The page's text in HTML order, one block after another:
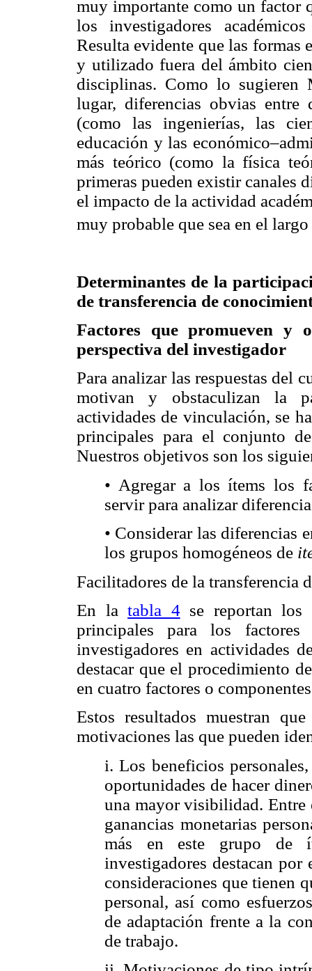
muy importante como un factor
los investigadores
Resulta evidente que las formas
y utilizado fuera del ámbito
disciplinas. Como lo
lugar, diferencias obvias
(como las ingenierías, las
educación y las
más teórico (como la física
primeras pueden existir canales
el impacto de la actividad
muy probable que sea en el
Determinantes de la
de transferencia de
Factores que promueven y
perspectiva del investigador
Para analizar las respuestas del
motivan y obstaculizan la
actividades de vinculación, se
principales para el conjunto
Nuestros objetivos son los
• Agregar a los ítems los
servir para analizar
• Considerar las diferencias
los grupos homogéneos de
Facilitadores de la transferencia
En latabla 4se reportan los
principales para los
investigadores en actividades
destacar que el procedimiento
en cuatro factores o
Estos resultados muestran
motivaciones las que pueden
i. Los beneficios
oportunidades de hacer
una mayor visibilidad. Entre
ganancias monetarias
más en este grupo de
investigadores destacan
consideraciones que tienen
personal, así como
de adaptación frente a la
de trabajo.